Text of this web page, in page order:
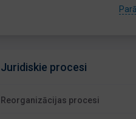
Juridiskie procesi
Reorganizācijas procesi